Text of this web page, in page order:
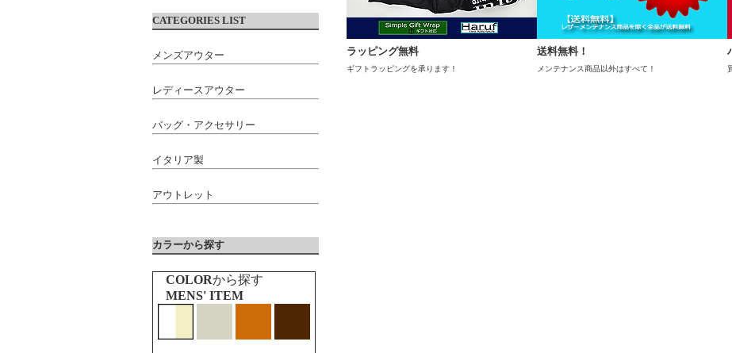
ラッピング無料
ギフトラッピングを承ります！
送料無料！
メンテナンス商品以外はすべて！
CATEGORIES LIST
メンズアウター
レディースアウター
バッグ・アクセサリー
イタリア製
アウトレット
カラーから探す
COLORから探す
MENS' ITEM